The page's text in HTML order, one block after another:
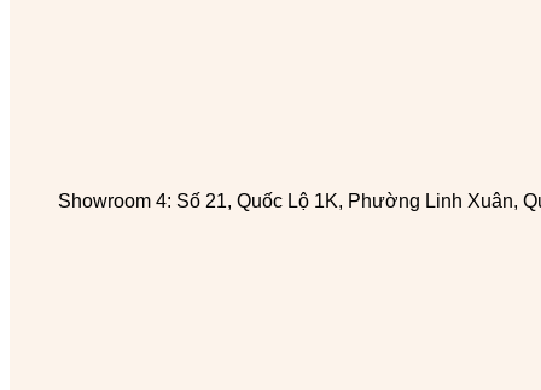
Showroom 4: Số 21, Quốc Lộ 1K, Phường Linh Xuân,